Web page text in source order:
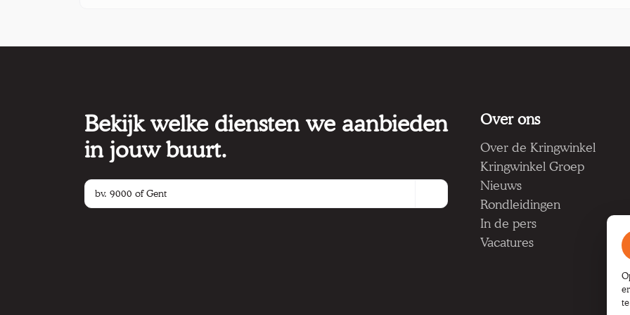
Bekijk welke diensten we aanbieden
in jouw buurt.
Over ons
Over de Kringwinkel
Kringwinkel Groep
Nieuws
Rondleidingen
In de pers
Vacatures